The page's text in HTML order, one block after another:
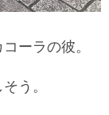
ーラの彼。
う。